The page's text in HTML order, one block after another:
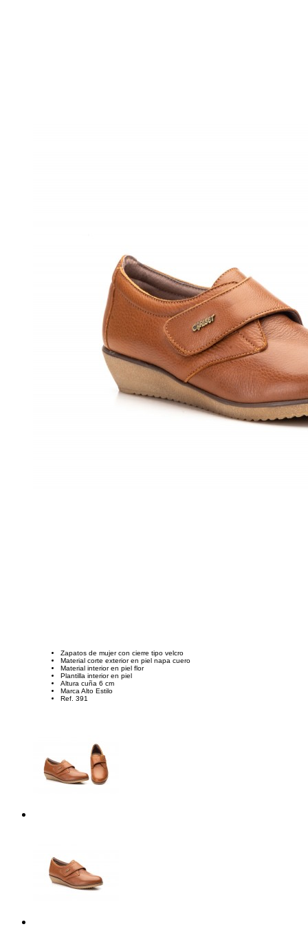
Zapatos de mujer con cierre tipo velcro
Material corte exterior en piel napa cuero
Material interior en piel flor
Plantilla interior en piel
Altura cuña 6 cm
Marca Alto Estilo
Ref. 391